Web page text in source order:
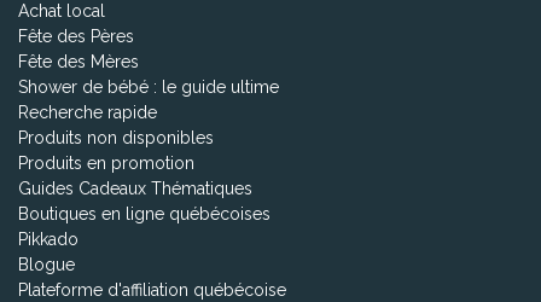
Achat local
Fête des Pères
Fête des Mères
Shower de bébé : le guide ultime
Recherche rapide
Produits non disponibles
Produits en promotion
Guides Cadeaux Thématiques
Boutiques en ligne québécoises
Pikkado
Blogue
Plateforme d'affiliation québécoise